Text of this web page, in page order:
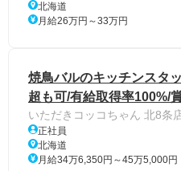
北海道
月給26万円～33万円
焼鳥バルのキッチンスタ
超も可/有給取得率100%/
いただきコッコちゃん 北8条
正社員
北海道
月給34万6,350円～45万5,000円